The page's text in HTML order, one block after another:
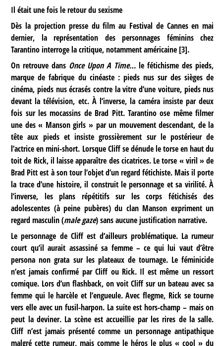
Il était une fois le retour du sexisme
Dès la projection presse du film au Festival de Cannes en mai
dernier, la représentation des personnages féminins chez
Tarantino interroge la critique, notamment américaine [3].
On retrouve dans Once Upon A Time…le fétichisme des pieds,
marque de fabrique du cinéaste : pieds nus sur des sièges de
cinéma, pieds nus écrasés contre la vitre d’une voiture, pieds nus
devant la télévision, etc. À l’inverse, la caméra insiste par deux
fois sur les mocassins de Brad Pitt. Tarantino ose même filmer
une des « Manson girls » par un mouvement descendant, de la
tête aux pieds et insiste grossièrement sur le postérieur de
l’actrice en mini-short. Lorsque Cliff se dénude le torse en haut du
toit de Rick, il laisse apparaître des cicatrices. Le torse « viril » de
Brad Pitt est à son tour l’objet d’un regard fétichiste. Mais il porte
la trace d’une histoire, il construit le personnage et sa virilité. À
l’inverse, les plans répétitifs sur les corps fétichisés des
adolescentes (à peine pubères) du clan Manson expriment un
regard masculin (male gaze) sans aucune justification narrative.
Le personnage de Cliff est d’ailleurs problématique. La rumeur
court qu’il aurait assassiné sa femme – ce qui lui vaut d’être
persona non grata sur les plateaux de tournage. Le féminicide
n’est jamais confirmé par Cliff ou Rick. Il est même un ressort
comique. Lors d’un flashback, on voit Cliff sur un bateau avec sa
femme qui le harcèle et l’engueule. Avec flegme, Rick se tourne
vers elle avec un fusil-harpon. La suite est hors-champ – mais on
peut la deviner. La scène est accueillie par les rires de la salle.
Cliff n’est jamais présenté comme un personnage antipathique
malgré cette rumeur, mais comme le héros le plus « cool » du